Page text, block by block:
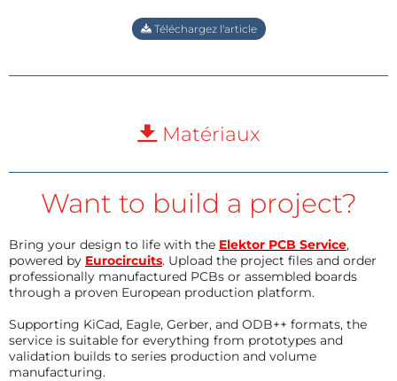
Téléchargez l'article
Matériaux
Want to build a project?
Bring your design to life with the Elektor PCB Service,
powered by Eurocircuits. Upload the project files and order
professionally manufactured PCBs or assembled boards
through a proven European production platform.
Supporting KiCad, Eagle, Gerber, and ODB++ formats, the
service is suitable for everything from prototypes and
validation builds to series production and volume
manufacturing.